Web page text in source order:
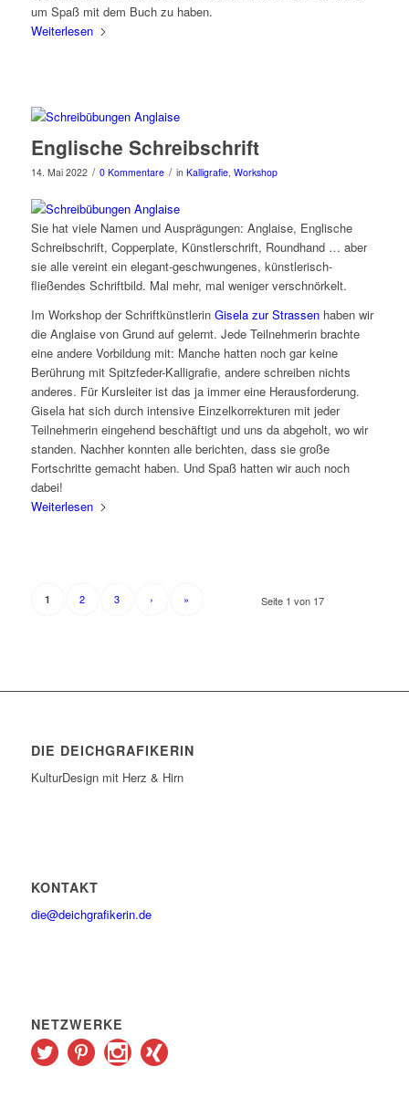
um Spaß mit dem Buch zu haben.
Weiterlesen
Englische Schreibschrift
14. Mai 2022 / 0 Kommentare / in Kalligrafie, Workshop
Sie hat viele Namen und Ausprägungen: Anglaise, Englische
Schreibschrift, Copperplate, Künstlerschrift, Roundhand … aber
sie alle vereint ein elegant-geschwungenes, künstlerisch-
fließendes Schriftbild. Mal mehr, mal weniger verschnörkelt.
Im Workshop der Schriftkünstlerin Gisela zur Strassenhaben wir
die Anglaise von Grund auf gelernt. Jede Teilnehmerin brachte
eine andere Vorbildung mit: Manche hatten noch gar keine
Berührung mit Spitzfeder-Kalligrafie, andere schreiben nichts
anderes. Für Kursleiter ist das ja immer eine Herausforderung.
Gisela hat sich durch intensive Einzelkorrekturen mit jeder
Teilnehmerin eingehend beschäftigt und uns da abgeholt, wo wir
standen. Nachher konnten alle berichten, dass sie große
Fortschritte gemacht haben. Und Spaß hatten wir auch noch
dabei!
Weiterlesen
Seite 1 von 17
1 2 3 › »
DIE DEICHGRAFIKERIN
KulturDesign mit Herz & Hirn
KONTAKT
die@deichgrafikerin.de
NETZWERKE